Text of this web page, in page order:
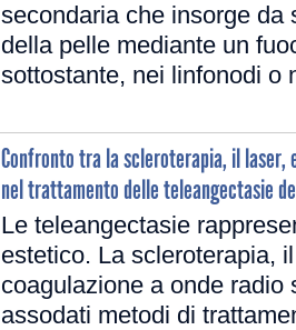
secondaria che insorge da
della pelle mediante un
sottostante, nei linfonodi o
Confronto tra la scleroterapia, il laser,
nel trattamento delle teleangectasie
Le teleangectasie
estetico. La scleroterapia,
coagulazione a onde radio
assodati metodi di